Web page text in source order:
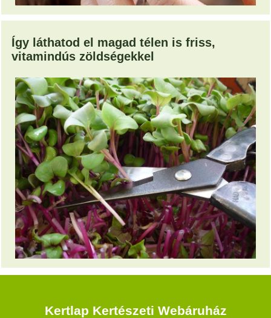
Így láthatod el magad télen is friss,
vitamindús zöldségekkel
Kertlap Kertészeti Webáruház